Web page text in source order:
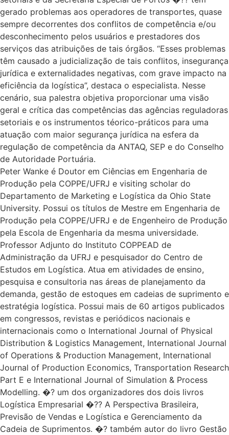
gerado problemas aos operadores de transportes, quase
sempre decorrentes dos conflitos de competência e/ou
desconhecimento pelos usuários e prestadores dos
serviços das atribuições de tais órgãos. “Esses problemas
têm causado a judicialização de tais conflitos, insegurança
jurídica e externalidades negativas, com grave impacto na
eficiência da logística”, destaca o especialista. Nesse
cenário, sua palestra objetiva proporcionar uma visão
geral e crítica das competências das agências reguladoras
setoriais e os instrumentos téorico-práticos para uma
atuação com maior segurança jurídica na esfera da
regulação de competência da ANTAQ, SEP e do Conselho
de Autoridade Portuária.
Peter Wanke é Doutor em Ciências em Engenharia de
Produção pela COPPE/UFRJ e visiting scholar do
Departamento de Marketing e Logística da Ohio State
University. Possui os títulos de Mestre em Engenharia de
Produção pela COPPE/UFRJ e de Engenheiro de Produção
pela Escola de Engenharia da mesma universidade.
Professor Adjunto do Instituto COPPEAD de
Administração da UFRJ e pesquisador do Centro de
Estudos em Logística. Atua em atividades de ensino,
pesquisa e consultoria nas áreas de planejamento da
demanda, gestão de estoques em cadeias de suprimento e
estratégia logística. Possui mais de 60 artigos publicados
em congressos, revistas e periódicos nacionais e
internacionais como o International Journal of Physical
Distribution & Logistics Management, International Journal
of Operations & Production Management, International
Journal of Production Economics, Transportation Research
Part E e International Journal of Simulation & Process
Modelling. �? um dos organizadores dos dois livros
Logística Empresarial �?? A Perspectiva Brasileira,
Previsão de Vendas e Logística e Gerenciamento da
Cadeia de Suprimentos. �? também autor do livro Gestão